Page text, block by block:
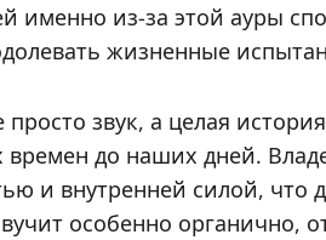
именно из-за этой ауры
жизненные
звук, а целая
времен до наших дней.
и внутренней силой, что
особенно